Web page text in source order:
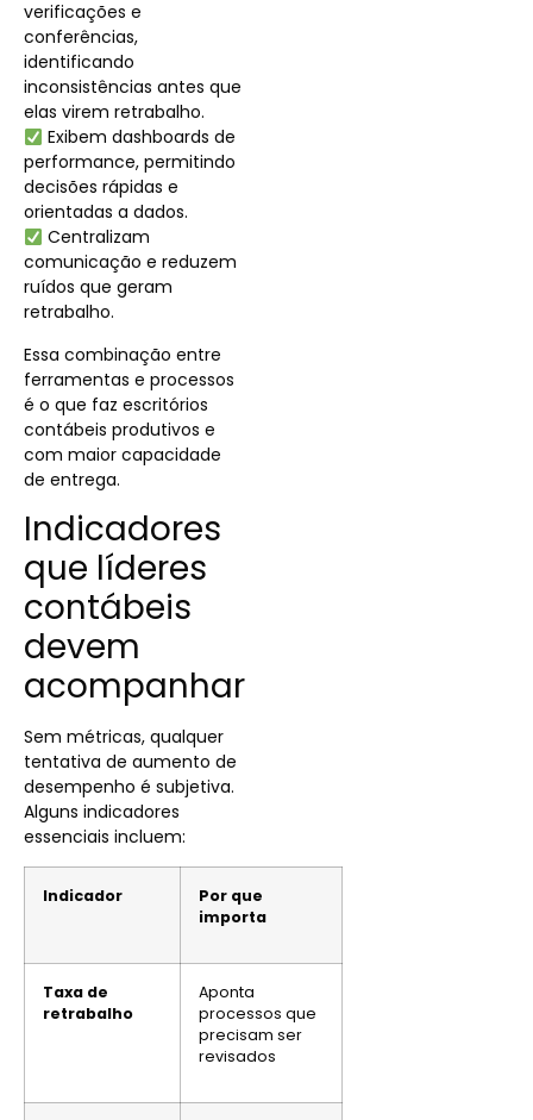
verificações e
conferências,
identificando
inconsistências antes que
elas virem retrabalho.
Exibem dashboards de
performance, permitindo
decisões rápidas e
orientadas a dados.
Centralizam
comunicação e reduzem
ruídos que geram
retrabalho.
Essa combinação entre
ferramentas e processos
é o que faz escritórios
contábeis produtivos e
com maior capacidade
de entrega.
Indicadores
que líderes
contábeis
devem
acompanhar
Sem métricas, qualquer
tentativa de aumento de
desempenho é subjetiva.
Alguns indicadores
essenciais incluem:
Indicador
Por que
importa
Taxa de
retrabalho
Aponta
processos que
precisam ser
revisados